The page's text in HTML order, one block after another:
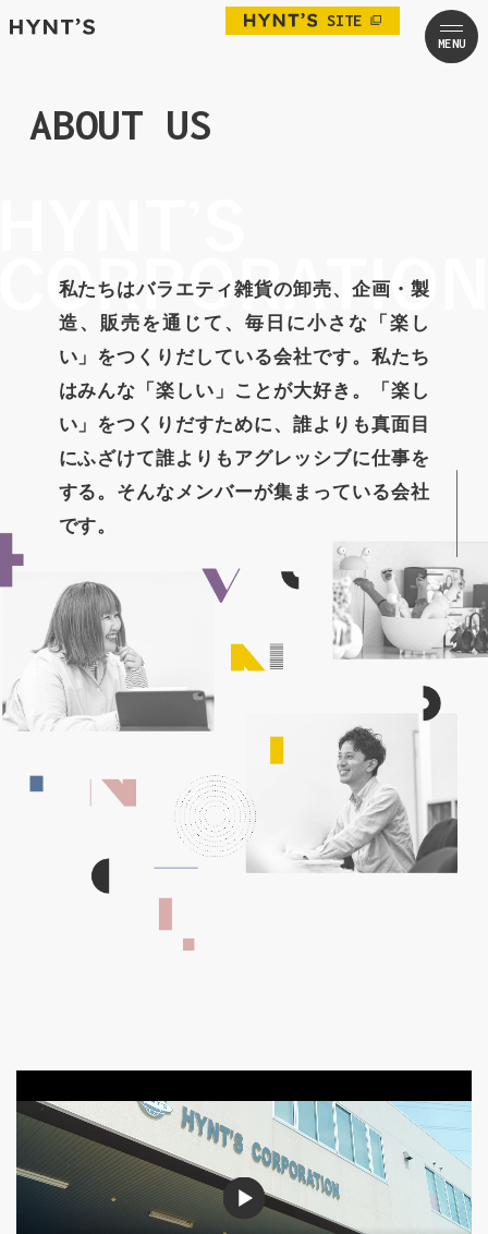
SITE
ABOUT US
私たちはバラエティ雑貨の卸売、企画・製
造、販売を通じて、毎日に小さな「楽し
い」をつくりだしている会社です。私たち
はみんな「楽しい」ことが大好き。「楽し
い」をつくりだすために、誰よりも真面目
にふざけて誰よりもアグレッシブに仕事を
する。 そんなメンバーが集まっている会社
です。